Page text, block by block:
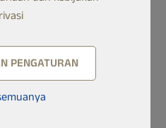
in the
PENGATURAN